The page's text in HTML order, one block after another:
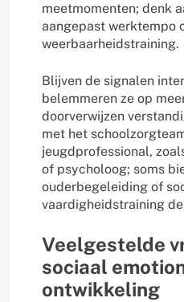
meetmomenten; denk
aangepast werktempo
weerbaarheidstraining.
Blijven de signalen
belemmeren ze op
doorverwijzen
met het
jeugdprofessional,
of psycholoog; soms
ouderbegeleiding of
vaardigheidstraining
Veelgestelde
sociaal
ontwikkeling